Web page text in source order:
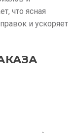
что ясная
и ускоряет